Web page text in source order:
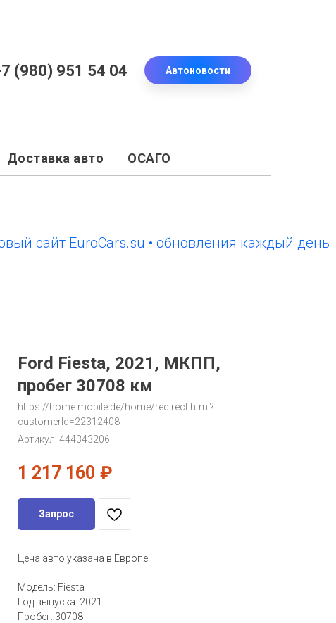
(980) 951 54 04 Автоновости
Доставка авто ОСАГО
EuroCars.su • обновления каждый день
Ford Fiesta, 2021, МКПП,
пробег 30708 км
https://home.mobile.de/home/redirect.html?
customerId=22312408
Артикул: 444343206
1 217 160 ₽
Запрос
Цена авто указана в Европе
Модель: Fiesta
Год выпуска: 2021
Пробег: 30708